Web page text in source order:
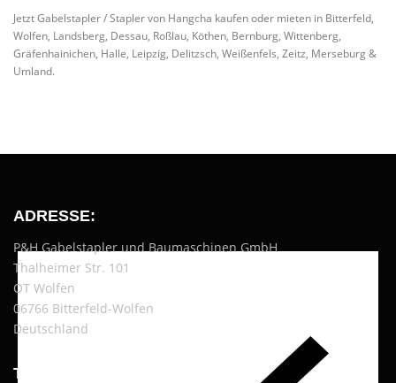
a
ti
v
e
Jetzt Gabelstapler / Stapler von Hangcha kaufen oder mieten in Bitterfeld,
Wolfen, Landsberg, Dessau, Roßlau, Köthen, Bernburg, Wittenberg,
Gräfenhainichen, Halle, Leipzig, Delitzsch, Weißenfels, Zeitz, Merseburg &
Umland.
ADRESSE:
P&H Gabelstapler und Baumaschinen GmbH
Thalheimer Str. 101
OT Wolfen
06766 Bitterfeld-Wolfen
Deutschland
TELEFON & E-MAIL: